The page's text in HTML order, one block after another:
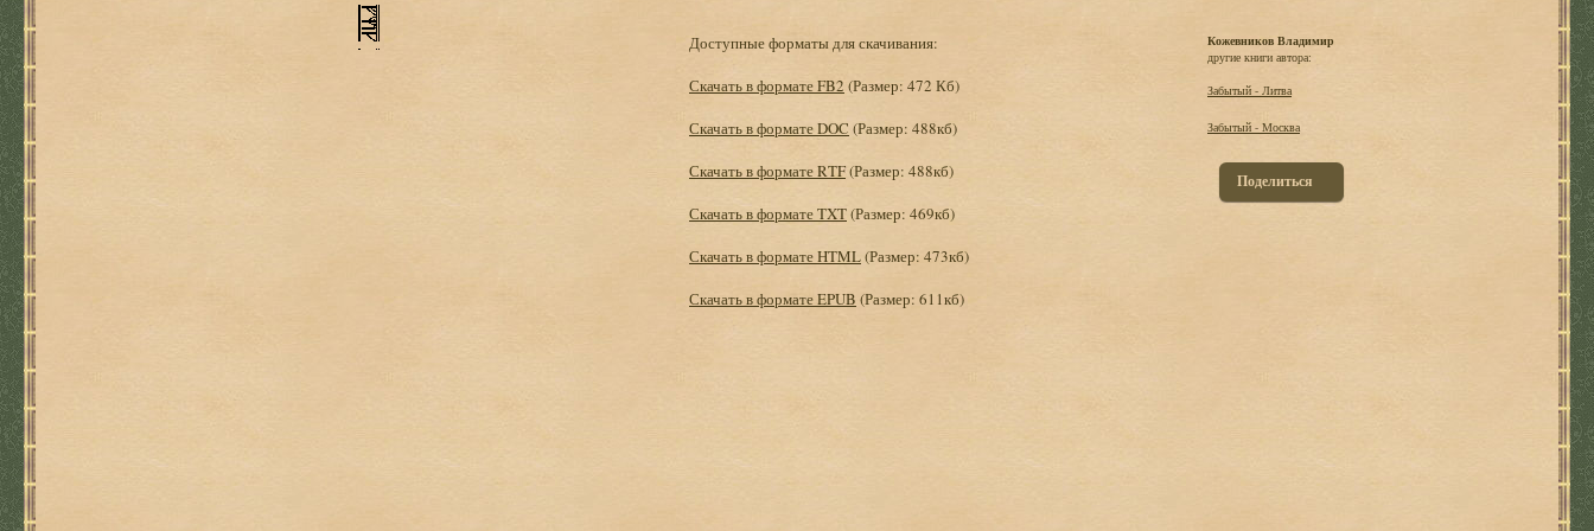
Доступные форматы для скачивания:
Скачать в формате FB2 (Размер: 472 Кб)
Скачать в формате DOC (Размер: 488кб)
Скачать в формате RTF(Размер: 488кб)
Скачать в формате TXT(Размер: 469кб)
Скачать в формате HTML(Размер: 473кб)
Скачать в формате EPUB (Размер: 611кб)
Кожевников Владимир
другие книги автора:
Забытый - Литва
Забытый - Москва
Поделиться